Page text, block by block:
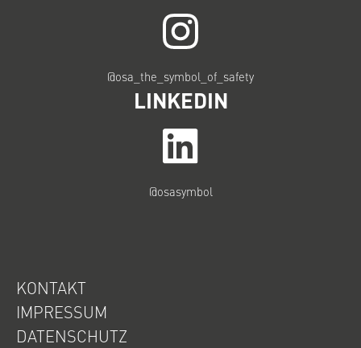
@osa_the_symbol_of_safety
LINKEDIN
@osasymbol
KONTAKT
IMPRESSUM
DATENSCHUTZ